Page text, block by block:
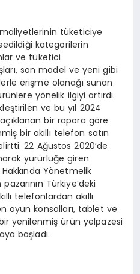
tüketiciye
kategorilerin
ve tüketici
son model ve yeni gibi
erişme olanağı sunan
yönelik ilgiyi artırdı.
ve bu yıl 2024
bir rapora göre
bir akıllı telefon satın
22 Ağustos 2020’de
yürürlüğe giren
Yönetmelik
Türkiye’deki
telefonlardan akıllı
oyun konsolları, tablet ve
yenilenmiş ürün yelpazesi
başladı.